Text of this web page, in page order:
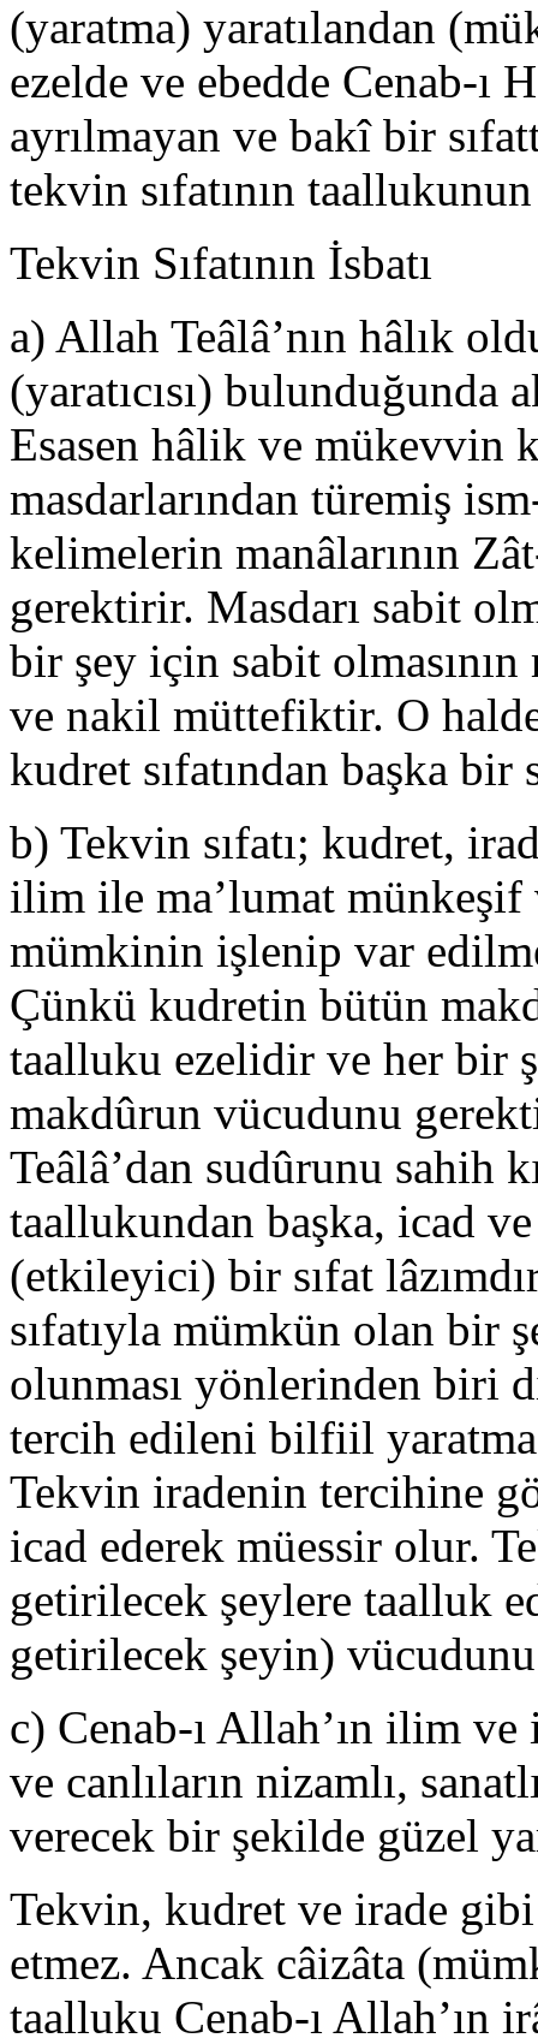
(yaratma) yaratılandan
ezelde ve ebedde Cenab-ı
ayrılmayan ve bakî bir
tekvin sıfatının
Tekvin Sıfatının İsbatı
a) Allah Teâlâ’nın hâlık
(yaratıcısı)
Esasen hâlik ve mükevvin
masdarlarından türemiş
kelimelerin manâlarının
gerektirir. Masdarı sabit
bir şey için sabit
ve nakil müttefiktir. O
kudret sıfatından başka bir
b) Tekvin sıfatı; kudret,
ilim ile ma’lumat
mümkinin işlenip var
Çünkü kudretin bütün
taalluku ezelidir ve her bir
makdûrun vücudunu
Teâlâ’dan sudûrunu sahih
taallukundan başka, icad
(etkileyici) bir sıfat
sıfatıyla mümkün olan bir
olunması yönlerinden biri
tercih edileni bilfiil
Tekvin iradenin tercihine
icad ederek müessir olur.
getirilecek şeylere taalluk
getirilecek şeyin)
c) Cenab-ı Allah’ın ilim ve
ve canlıların nizamlı,
verecek bir şekilde güzel
Tekvin, kudret ve irade
etmez. Ancak câizâta
taalluku Cenab-ı Allah’ın